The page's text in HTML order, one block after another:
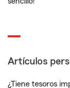
Artículos
¿Tiene tesoros